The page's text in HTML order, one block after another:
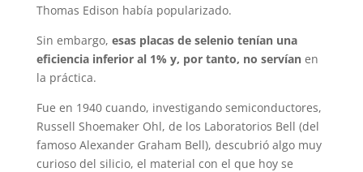
Thomas Edison había popularizado.
Sin embargo, esas placas de selenio tenían una
eficiencia inferior al 1% y, por tanto, no servíanen
la práctica.
Fue en 1940 cuando, investigando semiconductores,
Russell Shoemaker Ohl, de los Laboratorios Bell (del
famoso Alexander Graham Bell), descubrió algo muy
curioso del silicio, el material con el que hoy se